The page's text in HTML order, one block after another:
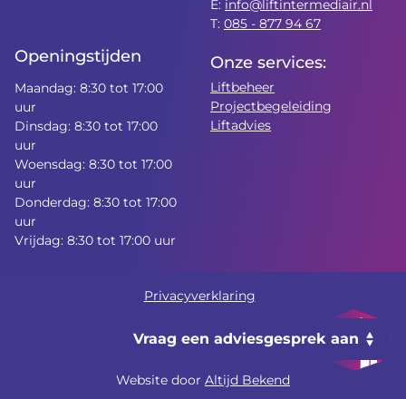
Vraag een adviesgesprek aan
E: info@liftintermediair.nl
T: 085 - 877 94 67
Openingstijden
Maandag: 8:30 tot 17:00
uur
Dinsdag: 8:30 tot 17:00
uur
Woensdag: 8:30 tot 17:00
uur
Donderdag: 8:30 tot 17:00
uur
Vrijdag: 8:30 tot 17:00 uur
Onze services:
Liftbeheer
Projectbegeleiding
Liftadvies
Website door Altijd Bekend
Privacyverklaring